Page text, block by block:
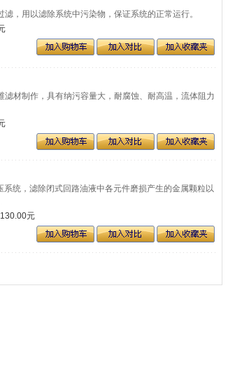
，用以滤除系统中污染物，保证系统的正常运行。
材制作，具有纳污容量大，耐腐蚀、耐高温，流体阻力
统，滤除闭式回路油液中各元件磨损产生的金属颗粒以
元